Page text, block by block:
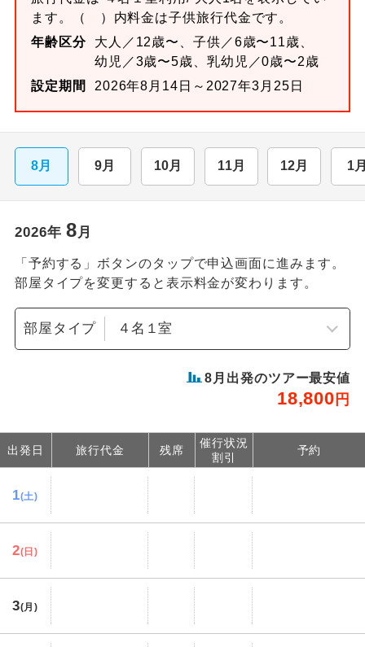
ます。
（ ）内料金は子供旅行代金です。
年齢区分
大人／12歳〜、子供／6歳〜11歳、
幼児／3歳〜5歳、乳幼児／0歳〜2歳
設定期間
2026年8月14日～2027年3月25日
8月 9月 10月 11月 12月 1
2026年 8月
「予約する」ボタンのタップで申込画面に進みます。
部屋タイプを変更すると表示料金が変わります。
部屋タイプ
8 月出発のツアー最安値
18,800 円
出発日 旅行代金 残席
催行状況
割引
予約
1(土)
2(日)
3(月)